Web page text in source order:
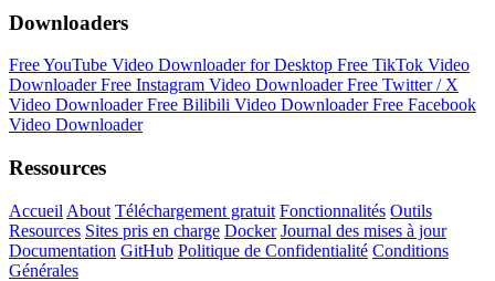
Downloaders
Free YouTube Video Downloader for Desktop Free TikTok Video
DownloaderFree Instagram Video DownloaderFree Twitter / X
Video DownloaderFree Bilibili Video DownloaderFree Facebook
Video Downloader
Ressources
Accueil About Téléchargement gratuit Fonctionnalités Outils
Resources Sites pris en charge Docker Journal des mises à jour
Documentation GitHub Politique de Confidentialité Conditions
Générales